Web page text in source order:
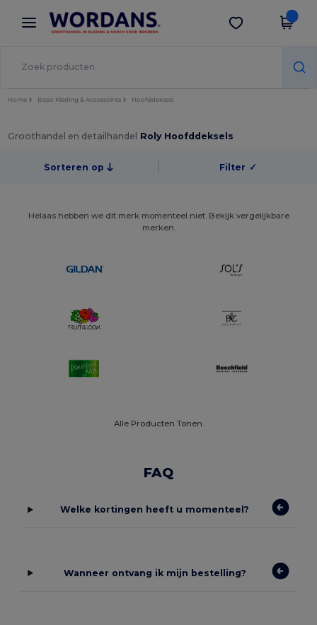
× Wordans-app
Betere prijzen in de app!
Download app
Home Basic Kleding & Accessoires Hoofddeksels
Groothandel en detailhandel Roly Hoofddeksels
Sorteren op Filter ✓
Helaas hebben we dit merk momenteel niet. Bekijk vergelijkbare
merken.
Alle Producten Tonen.
FAQ
Welke kortingen heeft u momenteel?
Wanneer ontvang ik mijn bestelling?